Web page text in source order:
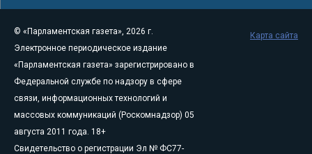
© «Парламентская газета», 2026 г.
Электронное периодическое издание
«Парламентская газета» зарегистрировано в
Федеральной службе по надзору в сфере
связи, информационных технологий и
массовых коммуникаций (Роскомнадзор) 05
августа 2011 года. 18+
Свидетельство о регистрации Эл № ФС77-
Карта сайта